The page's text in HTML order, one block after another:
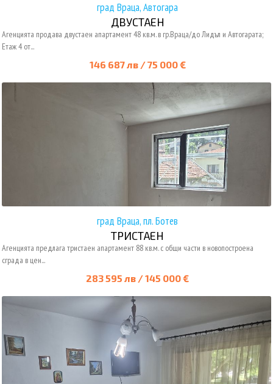
град Враца, Автогара
ДВУСТАЕН
Агенцията продава двустаен апартамент 48 кв.м. в гр.Враца/до Лидъл и Автогарата;
Етаж 4 от...
146 687 лв / 75 000 €
град Враца, пл. Ботев
ТРИСТАЕН
Агенцията предлага тристаен апартамент 88 кв.м. с общи части в новопостроена
сграда в цен...
283 595 лв / 145 000 €